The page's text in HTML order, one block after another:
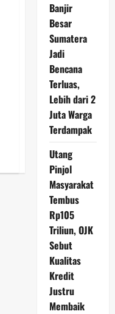
Banjir
Besar
Sumatera
Jadi
Bencana
Terluas,
Lebih dari 2
Juta Warga
Terdampak
Utang
Pinjol
Masyarakat
Tembus
Rp105
Triliun, OJK
Sebut
Kualitas
Kredit
Justru
Membaik